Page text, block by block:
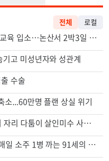
고 미성년자와 성관계
수술
소...60만명 플랜 상실 위기
잠수 중 공기 끊었다? 랍스터 자리 다툼이 살인미수 사건으로